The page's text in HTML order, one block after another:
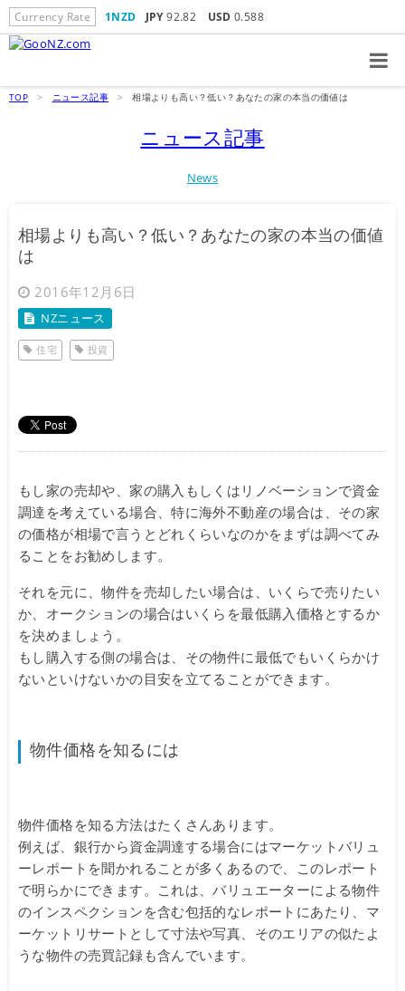
Currency Rate 1NZD JPY92.82 USD 0.588
TOP > ニュース記事 > 相場よりも高い？低い？あなたの家の本当の価値は
ニュース記事
News
相場よりも高い？低い？あなたの家の本当の価値
は
2016年12月6日
NZニュース
住宅 投資
もし家の売却や、家の購入もしくはリノベーションで資金
調達を考えている場合、特に海外不動産の場合は、その家
の価格が相場で言うとどれくらいなのかをまずは調べてみ
ることをお勧めします。
それを元に、物件を売却したい場合は、いくらで売りたい
か、オークションの場合はいくらを最低購入価格とするか
を決めましょう。
もし購入する側の場合は、その物件に最低でもいくらかけ
ないといけないかの目安を立てることができます。
物件価格を知るには
物件価格を知る方法はたくさんあります。
例えば、銀行から資金調達する場合にはマーケットバリュ
ーレポートを聞かれることが多くあるので、このレポート
で明らかにできます。これは、バリュエーターによる物件
のインスペクションを含む包括的なレポートにあたり、マ
ーケットリサートとして寸法や写真、そのエリアの似たよ
うな物件の売買記録も含んでいます。